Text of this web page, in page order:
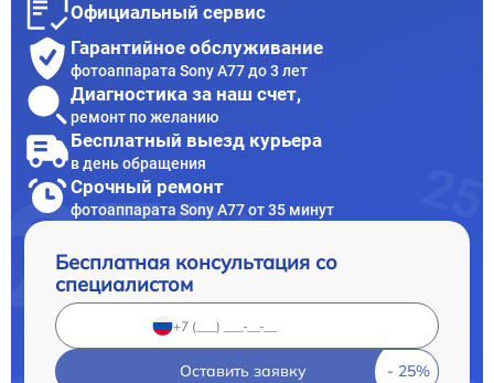
Официальный сервис
Гарантийное обслуживание
фотоаппарата Sony A77 до 3 лет
Диагностика за наш счет,
ремонт по желанию
Бесплатный выезд курьера
в день обращения
Срочный ремонт
фотоаппарата Sony A77 от 35 минут
Бесплатная консультация со
специалистом
Оставить заявку